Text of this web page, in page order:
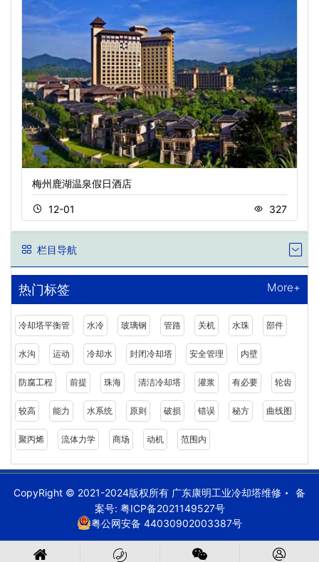
梅州鹿湖温泉假日酒店
12-01 327
栏目导航
热门标签 More+
冷却塔平衡管 水冷 玻璃钢 管路 关机 水珠 部件
水沟 运动 冷却水 封闭冷却塔 安全管理 内壁
防腐工程 前提 珠海 清洁冷却塔 灌浆 有必要 轮齿
较高 能力 水系统 原则 破损 错误 秘方 曲线图
聚丙烯 流体力学 商场 动机 范围内
CopyRight © 2021-2024版权所有 广东康明工业冷却塔维修
备
案号: 粤ICP备2021149527号
粤公网安备 44030902003387号